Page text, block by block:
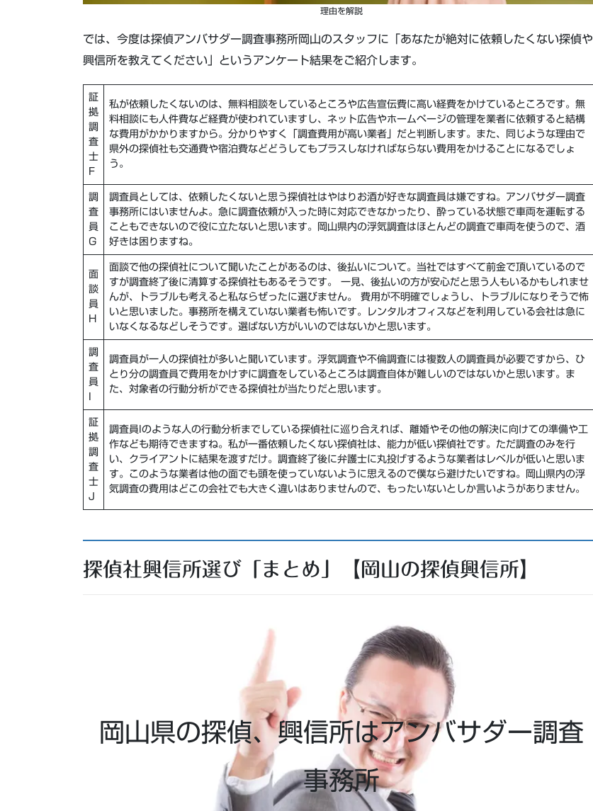
理由を解説
では、今度は探偵アンバサダー調査事務所岡山のスタッフに「あなたが絶対に依頼したくない探偵や
興信所を教えてください」というアンケート結果をご紹介します。
証
拠
調
査
士
F
私が依頼したくないのは、 無料相談をしているところや広告宣伝費に高い経費をかけているところです。無
料相談にも人件費など経費が使われていますし、ネット広告やホームページの管理を業者に依頼すると結構
な費用がかかりますから。分かりやすく
「調査費用が高い業者」 だと判断します。また、同じような理由で
県外の探偵社も交通費や宿泊費などどうしてもプラスしなければならない費用をかけることになるでしょ
う。
調
査
員
G
調査員としては、依頼したくないと思う探偵社はやはりお酒が好きな調査員は嫌ですね。アンバサダー調査
事務所にはいませんよ。急に調査依頼が入った時に対応できなかったり、酔っている状態で車両を運転する
こともできないので役に立たないと思います。岡山県内の浮気調査はほとんどの調査で車両を使うので、酒
好きは困りますね。
面
談
員
H
面談で他の探偵社について聞いたことがあるのは、 後払いについて。当社ではすべて前金で頂いているので
すが調査終了後に清算する探偵社もあるそうです。 一見、後払いの方が安心だと思う人もいるかもしれませ
んが、トラブルも考えると私ならぜったに選びません。 費用が不明確でしょうし、トラブルになりそうで怖
いと思いました。 事務所を構えていない業者も怖いです。レンタルオフィスなどを利用している会社は急に
いなくなるなどしそうです。選ばない方がいいのではないかと思います。
調
査
員
調査員が一人の探偵社が多いと聞いています。浮気調査や不倫調査には複数人の調査員が必要ですから、ひ
とり分の調査員で費用をかけずに調査をしているところは調査自体が難しいのではないかと思います。ま
た、 対象者の行動分析ができる探偵社が当たり だと思います。
証
拠
調
査
士
J
調査員Iのような人の行動分析までしている探偵社に巡り合えれば、 離婚やその他の解決に向けての準備や工
作なども期待できますね。私が一番依頼したくない探偵社は、 能力が低い探偵社です。ただ調査のみを行
い、クライアントに結果を渡すだけ。調査終了後に弁護士に丸投げするような業者はレベルが低いと思いま
す。このような業者は他の面でも頭を使っていないように思えるので僕なら避けたいですね。岡山県内の浮
気調査の費用はどこの会社でも大きく違いはありませんので、もったいないとしか言いようがありません。
探偵社興信所選び「まとめ」【岡山の探偵興信所】
岡山県の探偵、興信所はアンバサダー調査
事務所